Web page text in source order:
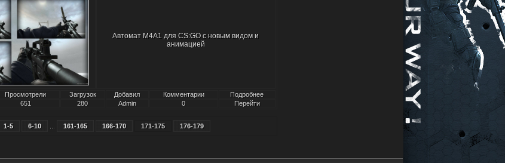
Автомат M4A1 для CS:GO с новым видом и
анимацией
Просмотрели Загрузок Добавил Комментарии
Подробнее
651
280 Admin 0 Перейти
1-5 6-10 161-165 166-170 171-175 176-179